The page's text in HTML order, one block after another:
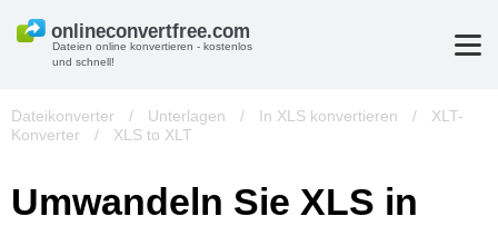
Dateien online konvertieren - kostenlos
und schnell!
Dateikonverter / Unterlagen / In XLS konvertieren /
XLT-
Konverter
/ XLS to XLT
Umwandeln Sie XLS in